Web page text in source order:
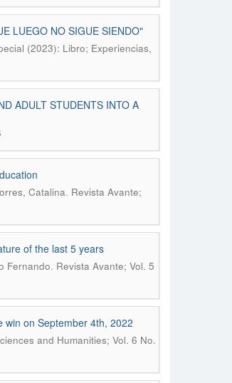
LUEGO NO SIGUE SIENDO"
(2023): Libro; Experiencias,
ADULT STUDENTS INTO A
Catalina. Revista Avante;
of the last 5 years
Fernando. Revista Avante; Vol. 5
win on September 4th, 2022
and Humanities; Vol. 6 No.